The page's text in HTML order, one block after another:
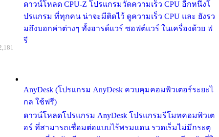
ดาวน์โหลด CPU-Z โปรแกรมวัดความเร็ว CPU อีกหนึ่งโ
ปรแกรม ที่ทุกคน น่าจะมีติดไว้ ดูความเร็ว CPU และ ยังรว
มถึงบอกค่าต่างๆ ทั้งฮารด์แวร์ ซอฟต์แวร์ ในเครื่องด้วย ฟ
รี
AnyDesk (โปรแกรม AnyDesk ควบคุมคอมพิวเตอร์ระยะไ
กล ใช้ฟรี)
ดาวน์โหลดโปรแกรม AnyDesk โปรแกรมรีโมทคอมพิวเต
อร์ ที่สามารถเชื่อมต่อแบบไร้พรมแดน รวดเร็มไม่มีกระตุ